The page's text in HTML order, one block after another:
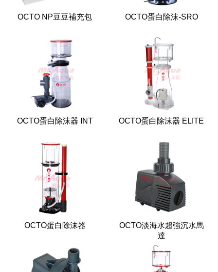
OCTO NP豆豆補充包 OCTO蛋白除沫-SRO
OCTO蛋白除沫器 INT OCTO蛋白除沫器 ELITE
OCTO蛋白除沫器
OCTO淡海水超強沉水馬
達